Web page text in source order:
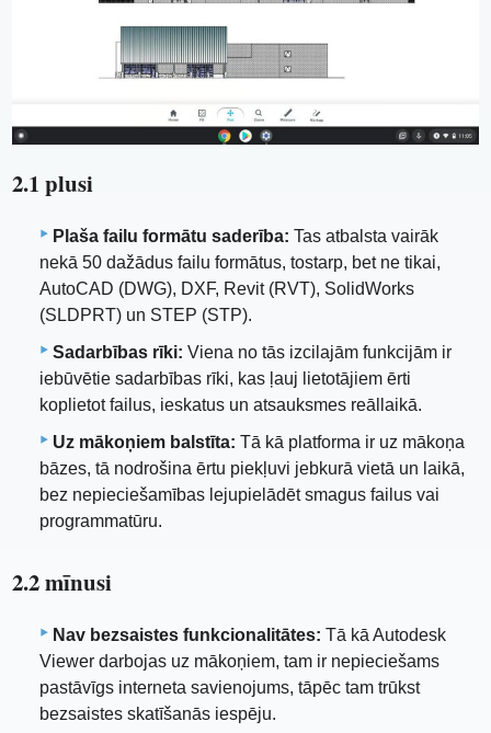
2.1 plusi
Plaša failu formātu saderība: Tas atbalsta vairāk
nekā 50 dažādus failu formātus, tostarp, bet ne tikai,
AutoCAD (DWG), DXF, Revit (RVT), SolidWorks
(SLDPRT) un STEP (STP).
Sadarbības rīki: Viena no tās izcilajām funkcijām ir
iebūvētie sadarbības rīki, kas ļauj lietotājiem ērti
koplietot failus, ieskatus un atsauksmes reāllaikā.
Uz mākoņiem balstīta: Tā kā platforma ir uz mākoņa
bāzes, tā nodrošina ērtu piekļuvi jebkurā vietā un laikā,
bez nepieciešamības lejupielādēt smagus failus vai
programmatūru.
2.2 mīnusi
Nav bezsaistes funkcionalitātes: Tā kā Autodesk
Viewer darbojas uz mākoņiem, tam ir nepieciešams
pastāvīgs interneta savienojums, tāpēc tam trūkst
bezsaistes skatīšanās iespēju.